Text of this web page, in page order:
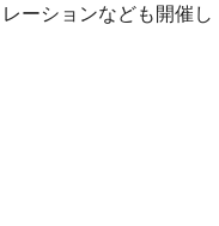
ーションなども開催し